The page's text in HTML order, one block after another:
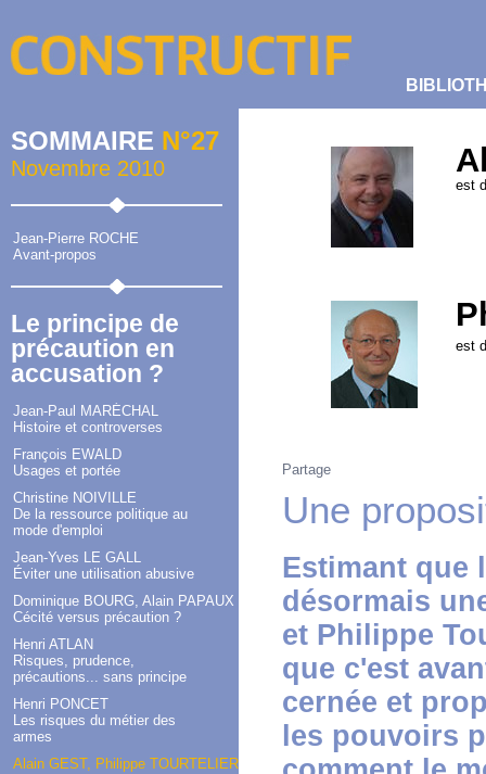
SOMMAIRE N°27
Novembre 2010
Jean-Pierre ROCHE
Avant-propos
Le principe de
précaution en
accusation ?
Jean-Paul MARÉCHAL
Histoire et controverses
François EWALD
Usages et portée
Christine NOIVILLE
De la ressource politique au
mode d'emploi
Jean-Yves LE GALL
Éviter une utilisation abusive
Dominique BOURG, Alain PAPAUX
Cécité versus précaution ?
Henri ATLAN
Risques, prudence,
précautions... sans principe
Henri PONCET
Les risques du métier des
armes
Alain GEST, Philippe TOURTELIER
est
est
Partage
Une
Estimant que
désormais
et Philippe
que c'est
cernée et
les pouvoirs